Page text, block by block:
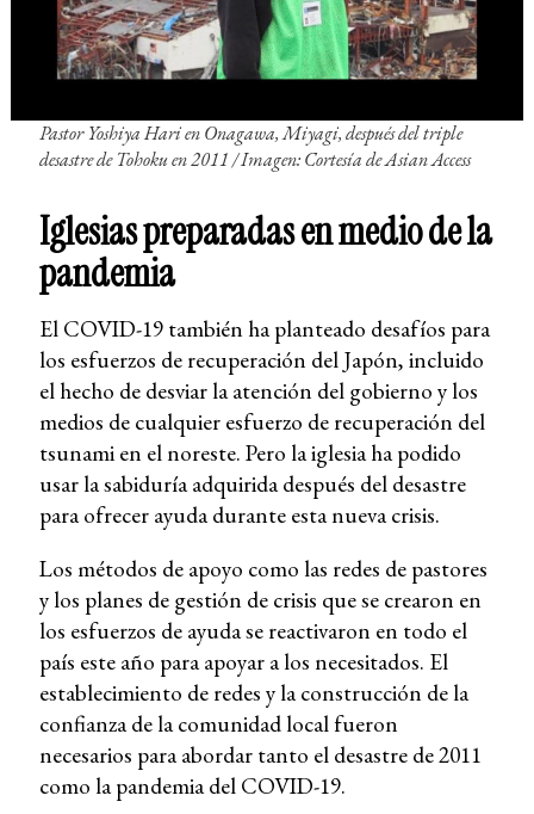
Pastor Yoshiya Hari en Onagawa, Miyagi, después del triple
desastre de Tohoku en 2011/ Imagen: Cortesía de Asian Access
Iglesias preparadas en medio de la
pandemia
El COVID-19 también ha planteado desafíos para
los esfuerzos de recuperación del Japón, incluido
el hecho de desviar la atención del gobierno y los
medios de cualquier esfuerzo de recuperación del
tsunami en el noreste. Pero la iglesia ha podido
usar la sabiduría adquirida después del desastre
para ofrecer ayuda durante esta nueva crisis.
Los métodos de apoyo como las redes de pastores
y los planes de gestión de crisis que se crearon en
los esfuerzos de ayuda se reactivaron en todo el
país este año para apoyar a los necesitados. El
establecimiento de redes y la construcción de la
confianza de la comunidad local fueron
necesarios para abordar tanto el desastre de 2011
como la pandemia del COVID-19.